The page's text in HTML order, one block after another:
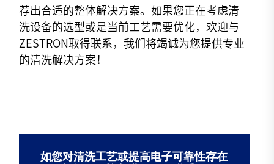
荐出合适的整体解决方案。如果您正在考虑清
洗设备的选型或是当前工艺需要优化，欢迎与
ZESTRON取得联系，我们将竭诚为您提供专业
的清洗解决方案！
如您对清洗工艺或提高电子可靠性存在